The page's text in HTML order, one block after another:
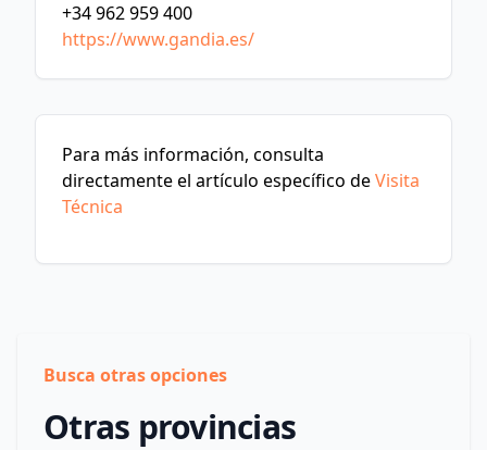
+34 962 959 400
https://www.gandia.es/
Para más información, consulta
directamente el artículo específico deVisita
Técnica
Busca otras opciones
Otras provincias